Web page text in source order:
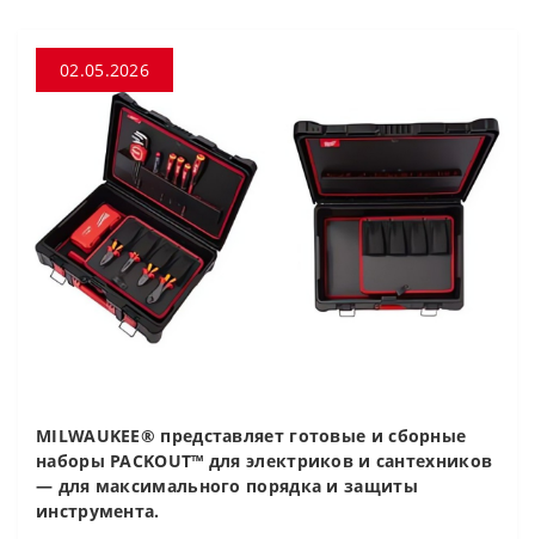
02.05.2026
MILWAUKEE® представляет готовые и сборные
наборы PACKOUT™ для электриков и сантехников
— для максимального порядка и защиты
инструмента.